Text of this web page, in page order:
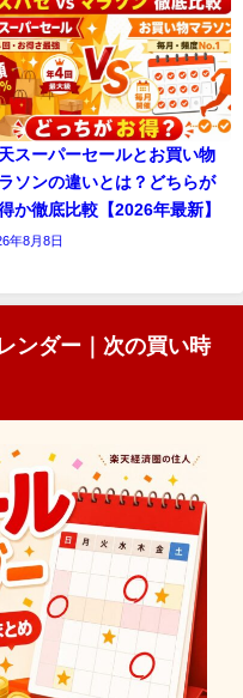
スーパーセールとお買い物
ソンの違いとは？どちらが
か徹底比較【2026年最新】
年8月8日
ンダー｜次の買い時